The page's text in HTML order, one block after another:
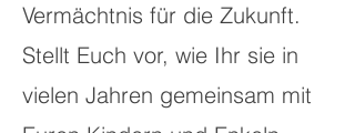
Vermächtnis für die Zukunft.
Stellt Euch vor, wie Ihr sie in
vielen Jahren gemeinsam mit